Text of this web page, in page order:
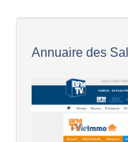
Annuaire des